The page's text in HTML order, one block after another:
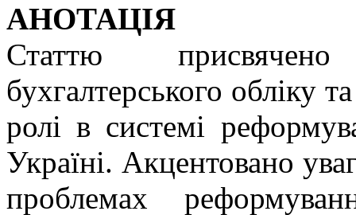
АНОТАЦІЯ
Статтю
бухгалтерського обліку
ролі в системі
Україні. Акцентовано
проблемах